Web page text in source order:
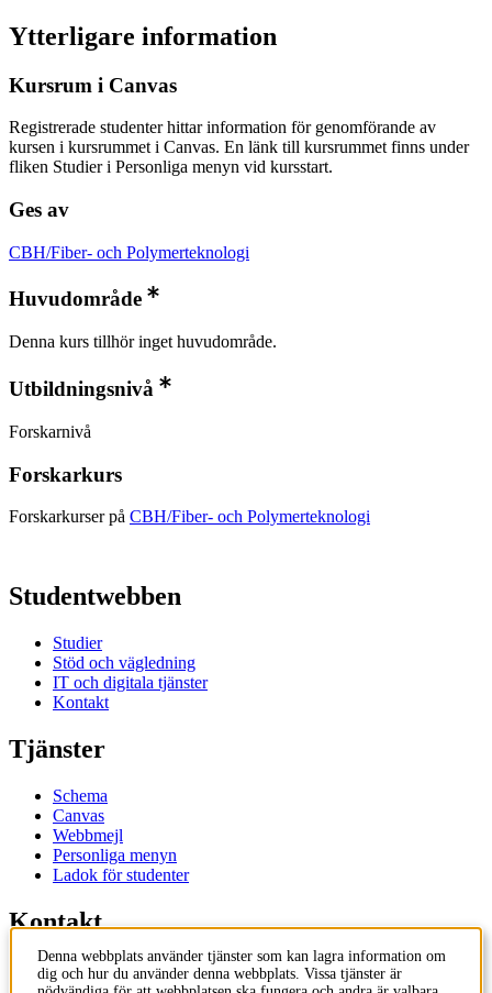
Ytterligare information
Kursrum i Canvas
Registrerade studenter hittar information för genomförande av
kursen i kursrummet i Canvas. En länk till kursrummet finns under
fliken Studier i Personliga menyn vid kursstart.
Ges av
CBH/Fiber- och Polymerteknologi
Huvudområde
Denna kurs tillhör inget huvudområde.
Utbildningsnivå
Forskarnivå
Forskarkurs
Forskarkurser på CBH/Fiber- och Polymerteknologi
Studentwebben
Studier
Stöd och vägledning
IT och digitala tjänster
Kontakt
Tjänster
Schema
Canvas
Webbmejl
Personliga menyn
Ladok för studenter
Kontakt
Kontakta utbildningsprogram
Kontakta kurs
Denna webbplats använder tjänster som kan lagra information om
dig och hur du använder denna webbplats. Vissa tjänster är